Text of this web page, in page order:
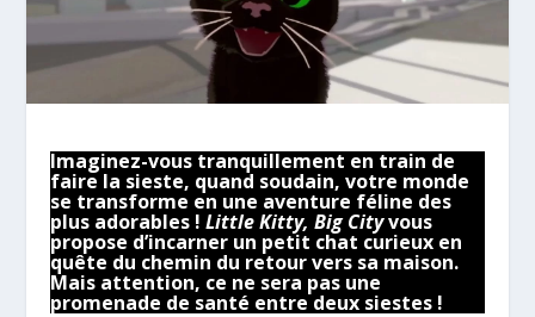
Imaginez-vous tranquillement en train de
faire la sieste, quand soudain, votre monde
se transforme en une aventure féline des
plus adorables !Little Kitty, Big Cityvous
propose d’incarner un petit chat curieux en
quête du chemin du retour vers sa maison.
Mais attention, ce ne sera pas une
promenade de santé entre deux siestes !